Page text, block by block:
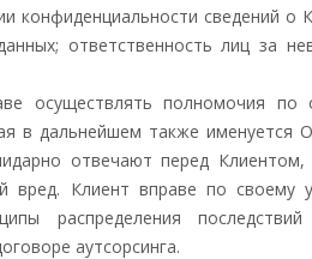
конфиденциальности сведений
ответственность лиц за
осуществлять полномочия по
в дальнейшем также
отвечают перед
вред. Клиент вправе по своему
распределения
аутсорсинга.